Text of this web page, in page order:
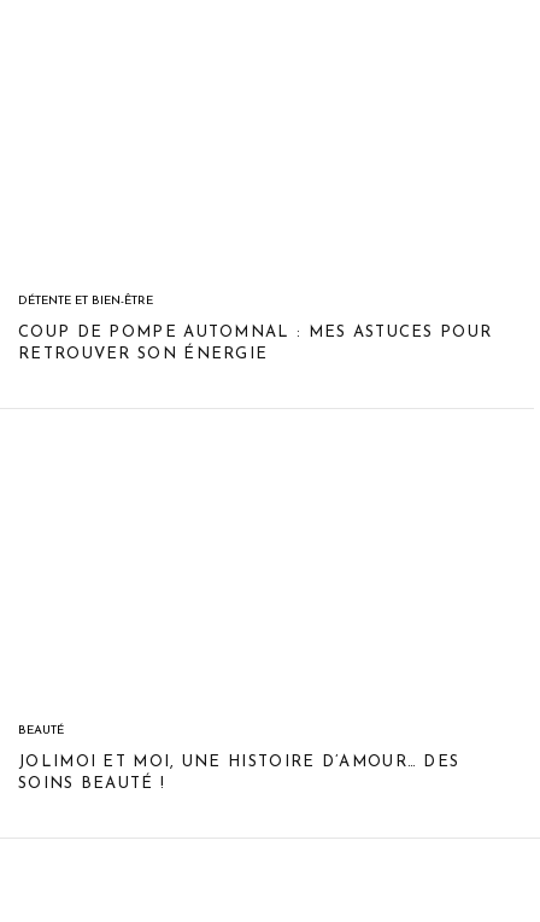
DÉTENTE ET BIEN-ÊTRE
COUP DE POMPE AUTOMNAL : MES ASTUCES POUR
RETROUVER SON ÉNERGIE
BEAUTÉ
JOLIMOI ET MOI, UNE HISTOIRE D’AMOUR… DES
SOINS BEAUTÉ !